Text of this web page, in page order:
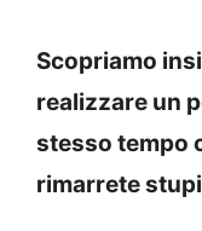
Scopriamo
realizzare un
stesso tempo
rimarrete